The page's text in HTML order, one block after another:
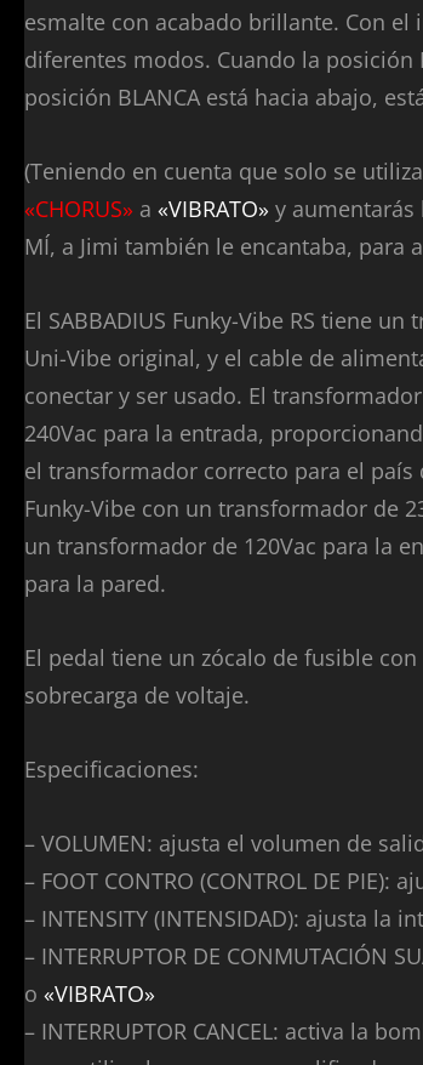
esmalte con acabado brillante. Con el
diferentes modos. Cuando la posición
posición BLANCA está hacia abajo,
(Teniendo en cuenta que solo se
«CHORUS» a «VIBRATO» y aumentarás
MÍ, a Jimi también le encantaba, para
El SABBADIUS Funky-Vibe RS tiene
Uni-Vibe original, y el cable de
conectar y ser usado. El
240Vac para la entrada,
el transformador correcto para el
Funky-Vibe con un transformador de
un transformador de 120Vac para la
para la pared.
El pedal tiene un zócalo de fusible
sobrecarga de voltaje.
Especificaciones:
– VOLUMEN: ajusta el volumen de
– FOOT CONTRO (CONTROL DE
– INTENSITY (INTENSIDAD): ajusta
– INTERRUPTOR DE CONMUTACIÓN
o «VIBRATO»
– INTERRUPTOR CANCEL: activa la